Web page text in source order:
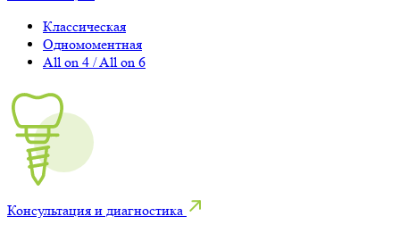
Классическая
Одномоментная
All on 4 / All on 6
Консультация и диагностика